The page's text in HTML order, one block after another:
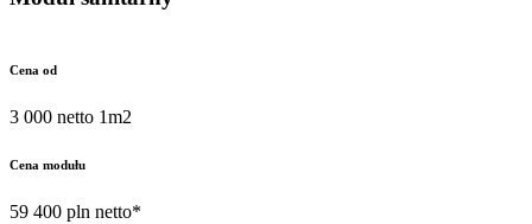
Cena od
3 000 netto 1m2
Cena modułu
59 400 pln netto*